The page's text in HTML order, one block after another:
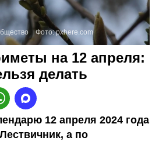
Фото:pxhere.com
на 12 апреля:
делать
12 апреля 2024 года
а по